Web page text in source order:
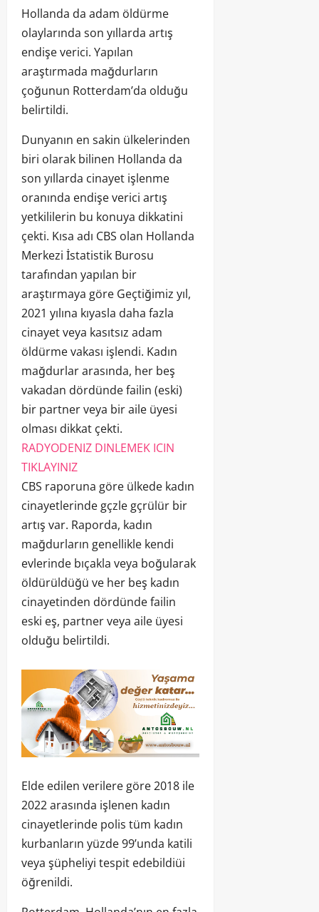
Hollanda da adam öldürme
olaylarında son yıllarda artış
endişe verici. Yapılan
araştırmada mağdurların
çoğunun Rotterdam’da olduğu
belirtildi.
Dunyanın en sakin ülkelerinden
biri olarak bilinen Hollanda da
son yıllarda cinayet işlenme
oranında endişe verici artış
yetkililerin bu konuya dikkatini
çekti. Kısa adı CBS olan Hollanda
Merkezi İstatistik Burosu
tarafından yapılan bir
araştırmaya göre Geçtiğimiz yıl,
2021 yılına kıyasla daha fazla
cinayet veya kasıtsız adam
öldürme vakası işlendi. Kadın
mağdurlar arasında, her beş
vakadan dördünde failin (eski)
bir partner veya bir aile üyesi
olması dikkat çekti.
RADYODENIZ DINLEMEK ICIN
TIKLAYINIZ
CBS raporuna göre ülkede kadın
cinayetlerinde gçzle gçrülür bir
artış var. Raporda, kadın
mağdurların genellikle kendi
evlerinde bıçakla veya boğularak
öldürüldüğü ve her beş kadın
cinayetinden dördünde failin
eski eş, partner veya aile üyesi
olduğu belirtildi.
Elde edilen verilere göre 2018 ile
2022 arasında işlenen kadın
cinayetlerinde polis tüm kadın
kurbanların yüzde 99’unda katili
veya şüpheliyi tespit edebildiüi
öğrenildi.